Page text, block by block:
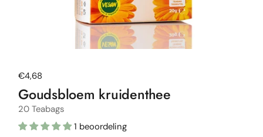
Normale prijs
€4,68
Goudsbloem kruidenthee
20 Teabags
1 beoordeling